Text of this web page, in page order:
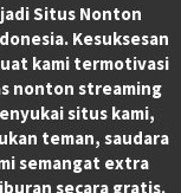
Situs Nonton
Kesuksesan
kami termotivasi
nonton streaming
situs kami,
teman, saudara
semangat extra
secara gratis.